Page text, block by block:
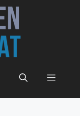
Menü